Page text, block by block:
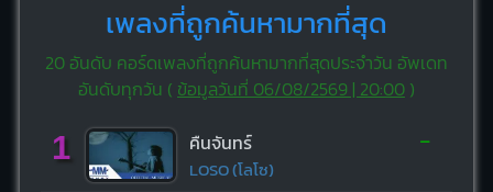
เพลงที่ถูกค้นหามากที่สุด
20 อันดับ คอร์ดเพลงที่ถูกค้นหามากที่สุดประจำวัน อัพเดท
อันดับทุกวัน ( ข้อมูลวันที่ 06/08/2569 | 20:00)
1 คืนจันทร์
LOSO (โลโซ)
-